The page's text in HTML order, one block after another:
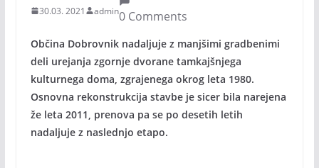
30.03. 2021 admin0 Comments
Občina Dobrovnik nadaljuje z manjšimi gradbenimi
deli urejanja zgornje dvorane tamkajšnjega
kulturnega doma, zgrajenega okrog leta 1980.
Osnovna rekonstrukcija stavbe je sicer bila narejena
že leta 2011, prenova pa se po desetih letih
nadaljuje z naslednjo etapo.